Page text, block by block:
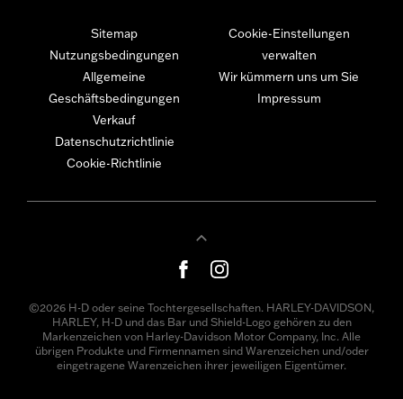
Sitemap
Nutzungsbedingungen
Allgemeine
Geschäftsbedingungen
Verkauf
Datenschutzrichtlinie
Cookie-Richtlinie
Cookie-Einstellungen
verwalten
Wir kümmern uns um Sie
Impressum
©2026 H-D oder seine Tochtergesellschaften. HARLEY-DAVIDSON,
HARLEY, H-D und das Bar und Shield-Logo gehören zu den
Markenzeichen von Harley-Davidson Motor Company, Inc. Alle
übrigen Produkte und Firmennamen sind Warenzeichen und/oder
eingetragene Warenzeichen ihrer jeweiligen Eigentümer.